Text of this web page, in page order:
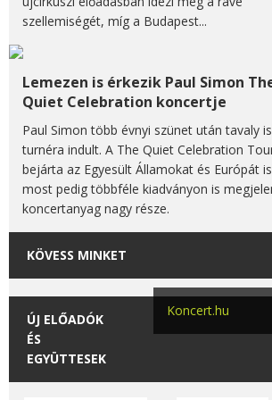
szellemiségét, míg a Budapest...
Lemezen is érkezik Paul Simon
Quiet Celebration koncertje
Paul Simon több évnyi szünet után tavaly
turnéra indult. A The Quiet Celebration
bejárta az Egyesült Államokat és Európát
most pedig többféle kiadványon is
koncertanyag nagy része.
KÖVESS MINKET
Koncert.hu
ÚJ ELŐADÓK
ÉS
EGYÜTTESEK